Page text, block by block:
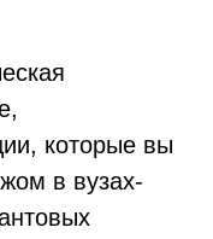
которые вы
в вузах-